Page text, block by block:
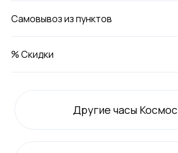
Самовывоз из пунктов
% Скидки
Другие часы Космос